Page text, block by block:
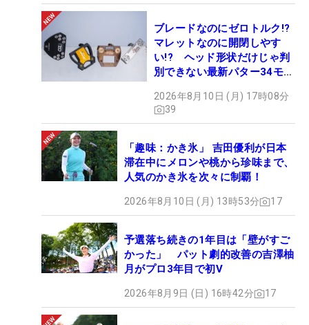
ブレードなのにゼロトルク!?
マレットなのに開閉しやす
い!? ヘッド形状だけじゃ判
別できない最新パター34モデ
#ギアカタログ2026
2026年8月10日 (月) 17時08分
39
「趣味：かき氷」 吉田優利が日本
滞在中にメロンや桃から珍味まで、
人気のかき氷を次々に制覇！
2026年8月10日 (月) 13時53分 17
予選落ち続きの1年目は「壁がすご
かった」 パット劇的改善の吉澤柚
月がプロ3年目で初V
2026年8月9日 (日) 16時42分 17